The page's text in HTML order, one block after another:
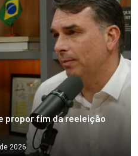
propor fim da reeleição
2026